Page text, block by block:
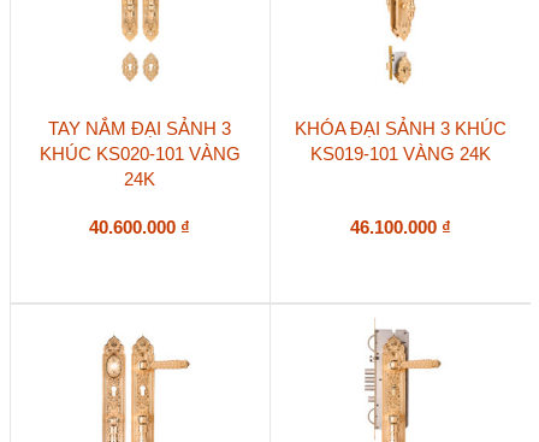
TAY NẮM ĐẠI SẢNH 3
KHÚC KS020-101 VÀNG
24K
40.600.000 ₫
KHÓA ĐẠI SẢNH 3 KHÚC
KS019-101 VÀNG 24K
46.100.000 ₫